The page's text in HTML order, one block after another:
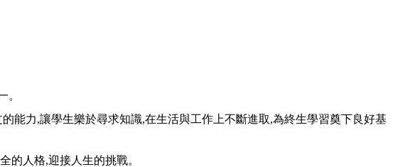
。
能力,讓學生樂於尋求知識,在生活與工作上不斷進取,為終生學習奠下良好基
的人格,迎接人生的挑戰。